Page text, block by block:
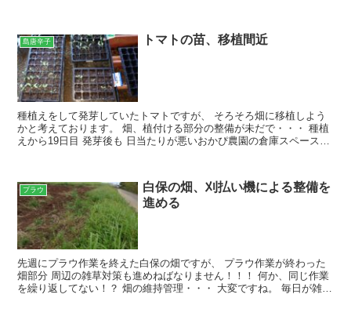
島唐辛子 トマトの苗、移植間近
種植えをして発芽していたトマトですが、 そろそろ畑に移植しよう
かと考えております。 畑、植付ける部分の整備が未だで・・・ 種植
えから19日目 発芽後も 日当たりが悪いおかぴ農園の倉庫スペースで
プラウ
白保の畑、刈払い機による整備を
進める
先週にプラウ作業を終えた白保の畑ですが、 プラウ作業が終わった
畑部分 周辺の雑草対策も進めねばなりません！！！ 何か、同じ作業
を繰り返してない！？ 畑の維持管理・・・ 大変ですね。 毎日が雑草